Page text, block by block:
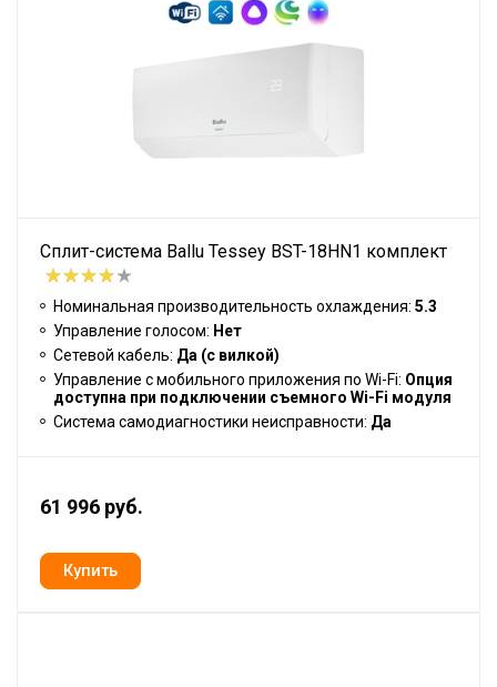
Сплит-система Ballu Tessey BST-18HN1 комплект
Номинальная производительность охлаждения: 5.3
Управление голосом: Нет
Сетевой кабель: Да (с вилкой)
Управление c мобильного приложения по Wi-Fi: Опция
доступна при подключении съемного Wi-Fi модуля
Система самодиагностики неисправности: Да
61 996 руб.